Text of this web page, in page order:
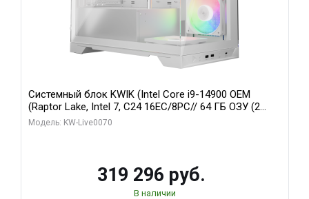
Системный блок KWIK (Intel Core i9-14900 OEM
(Raptor Lake, Intel 7, C24 16EC/8PC// 64 ГБ ОЗУ (2
модуля)/ Gigabyte RTX5080 XTREME WATERFORCE
Модель: KW-Live0070
319 296 руб.
В наличии